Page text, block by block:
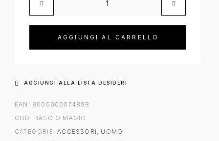
AGGIUNGI AL CARRELLO
AGGIUNGI ALLA LISTA DESIDERI
EAN: 8000000074898
COD: RASOIO MAGIC
CATEGORIE:ACCESSORI , UOMO